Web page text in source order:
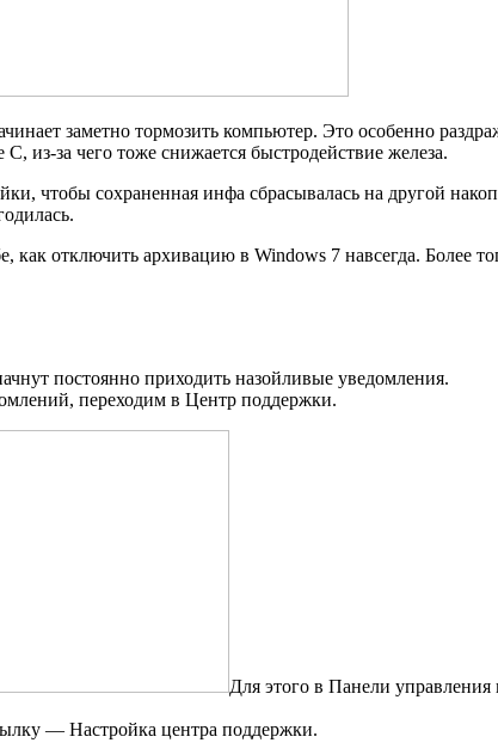
заметно тормозить компьютер. Это особенно
из-за чего тоже снижается быстродействие железа.
чтобы сохраненная инфа сбрасывалась на другой
как отключить архивацию в Windows 7 навсегда. Более
постоянно приходить назойливые уведомления.
переходим в Центр поддержки.
Для этого в Панели
— Настройка центра поддержки.